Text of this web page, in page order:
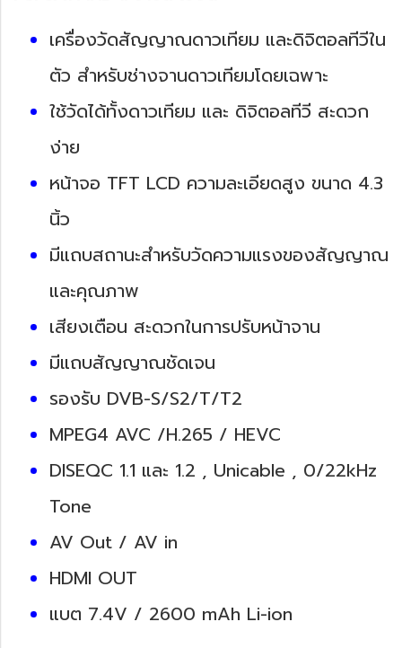
เครื่องวัดสัญญาณดาวเทียม และดิจิตอลทีวีใน
ตัว สำหรับช่างจานดาวเทียมโดยเฉพาะ
ใช้วัดได้ทั้งดาวเทียม และ ดิจิตอลทีวี สะดวก
ง่าย
หน้าจอ TFT LCD ความละเอียดสูง ขนาด 4.3
นิ้ว
มีแถบสถานะสำหรับวัดความแรงของสัญญาณ
และคุณภาพ
เสียงเตือน สะดวกในการปรับหน้าจาน
มีแถบสัญญาณชัดเจน
รองรับ DVB-S/S2/T/T2
MPEG4 AVC /H.265 / HEVC
DISEQC 1.1 และ 1.2 , Unicable , 0/22kHz
Tone
AV Out / AV in
HDMI OUT
แบต 7.4V / 2600 mAh Li-ion